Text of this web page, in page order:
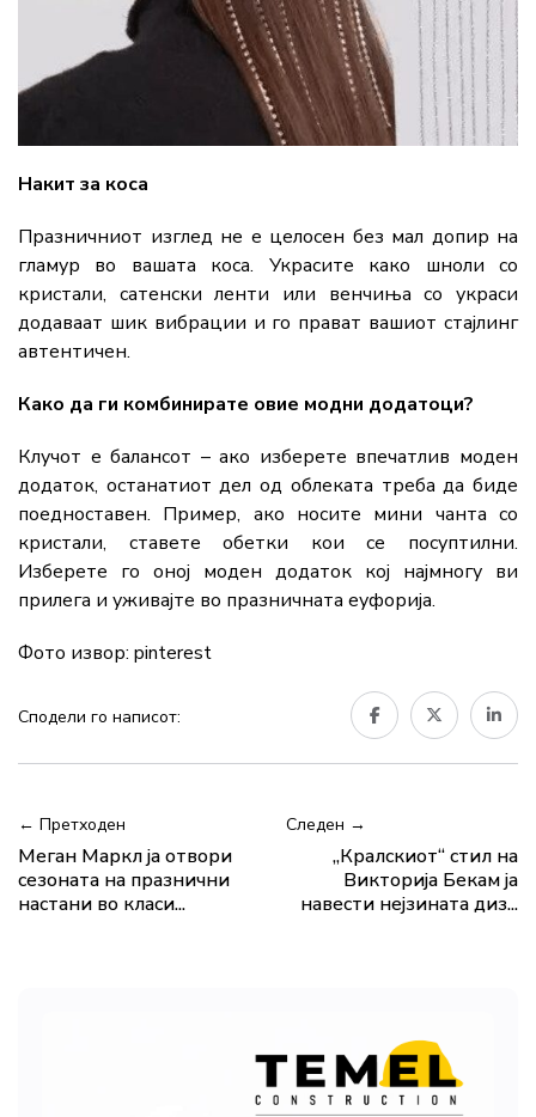
Накит за коса
Празничниот изглед не е целосен без мал допир на
гламур во вашата коса. Украсите како шноли со
кристали, сатенски ленти или венчиња со украси
додаваат шик вибрации и го прават вашиот стајлинг
автентичен.
Како да ги комбинирате овие модни додатоци?
Клучот е балансот – ако изберете впечатлив моден
додаток, останатиот дел од облеката треба да биде
поедноставен. Пример, ако носите мини чанта со
кристали, ставете обетки кои се посуптилни.
Изберете го оној моден додаток кој најмногу ви
прилега и уживајте во празничната еуфорија.
Фото извор: pinterest
Сподели го написот:
← Претходен
Меган Маркл ја отвори
сезоната на празнични
настани во класи...
Следен →
„Кралскиот“ стил на
Викторија Бекам ја
навести нејзината диз...